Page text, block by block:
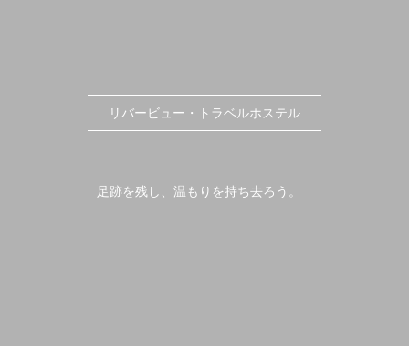
リバービュー・トラベルホステル
足跡を残し、温もりを持ち去ろう。